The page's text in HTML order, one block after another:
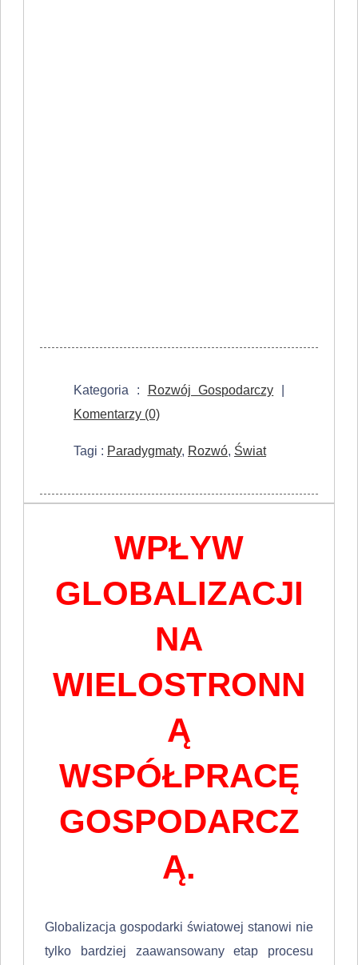
Kategoria : Rozwój Gospodarczy
Komentarzy (0)
Tagi : Paradygmaty, Rozwó, Świat
WPŁYW
GLOBALIZACJI
NA
WIELOSTRONN
Ą
WSPÓŁPRACĘ
GOSPODARCZ
Ą.
Globalizacja gospodarki światowej stanowi nie
tylko bardziej zaawansowa­ny etap procesu